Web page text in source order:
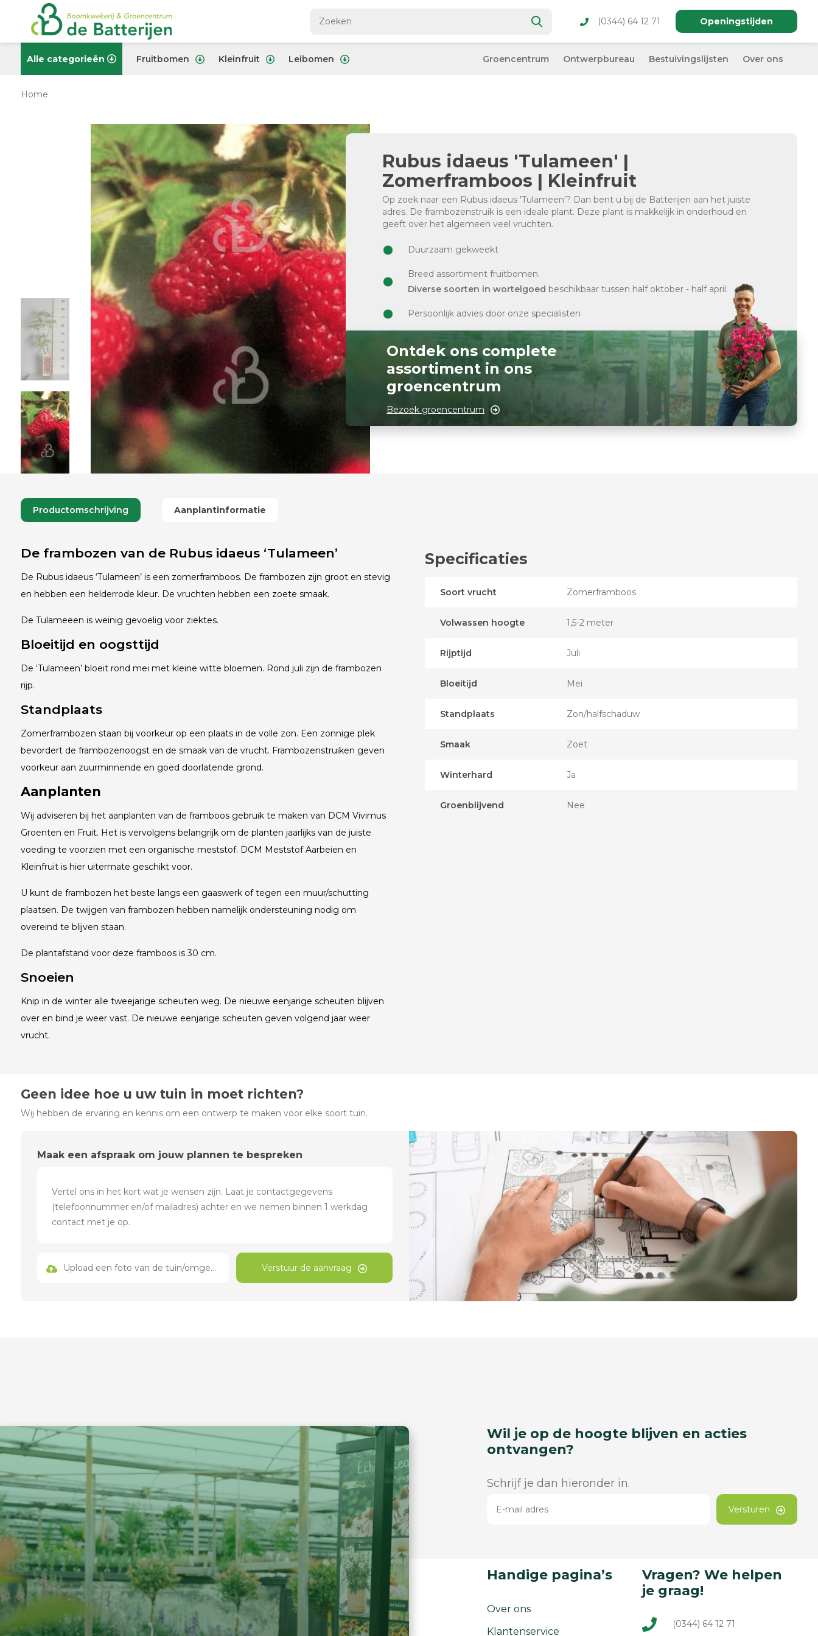
(0344) 64 12 71 Openingstijden
Alle categorieën Fruitbomen Kleinfruit Leibomen Groencentrum Ontwerpbureau Bestuivingslijsten Over ons
Home
Rubus idaeus 'Tulameen' |
Zomerframboos | Kleinfruit
Op zoek naar een Rubus idaeus 'Tulameen'? Dan bent u bij de Batterijen aan het juiste
adres. De frambozenstruik is een ideale plant. Deze plant is makkelijk in onderhoud en
geeft over het algemeen veel vruchten.
Duurzaam gekweekt
Breed assortiment fruitbomen.
Diverse soorten in wortelgoed beschikbaar tussen half oktober - half april.
Persoonlijk advies door onze specialisten
Ontdek ons complete
assortiment in ons
groencentrum
Bezoek groencentrum
Productomschrijving Aanplantinformatie
De frambozen van de Rubus idaeus ‘Tulameen’
De Rubus idaeus ‘Tulameen’ is een zomerframboos. De frambozen zijn groot en stevig
en hebben een helderrode kleur. De vruchten hebben een zoete smaak.
De Tulameeen is weinig gevoelig voor ziektes.
Bloeitijd en oogsttijd
De ‘Tulameen’ bloeit rond mei met kleine witte bloemen. Rond juli zijn de frambozen
rijp.
Standplaats
Zomerframbozen staan bij voorkeur op een plaats in de volle zon. Een zonnige plek
bevordert de frambozenoogst en de smaak van de vrucht. Frambozenstruiken geven
voorkeur aan zuurminnende en goed doorlatende grond.
Aanplanten
Wij adviseren bij het aanplanten van de framboos gebruik te maken van DCM Vivimus
Groenten en Fruit. Het is vervolgens belangrijk om de planten jaarlijks van de juiste
voeding te voorzien met een organische meststof. DCM Meststof Aarbeien en
Kleinfruit is hier uitermate geschikt voor.
U kunt de frambozen het beste langs een gaaswerk of tegen een muur/schutting
plaatsen. De twijgen van frambozen hebben namelijk ondersteuning nodig om
overeind te blijven staan.
De plantafstand voor deze framboos is 30 cm.
Snoeien
Knip in de winter alle tweejarige scheuten weg. De nieuwe eenjarige scheuten blijven
over en bind je weer vast. De nieuwe eenjarige scheuten geven volgend jaar weer
vrucht.
Specificaties
Soort vrucht Zomerframboos
Volwassen hoogte 1,5-2 meter
Rijptijd Juli
Bloeitijd Mei
Standplaats Zon/halfschaduw
Smaak Zoet
Winterhard Ja
Groenblijvend Nee
Geen idee hoe u uw tuin in moet richten?
Wij hebben de ervaring en kennis om een ontwerp te maken voor elke soort tuin.
Maak een afspraak om jouw plannen te bespreken
Upload een foto van de tuin/omgeving Verstuur de aanvraag
Wil je op de hoogte blijven en acties
ontvangen?
Schrijf je dan hieronder in.
Versturen
Handige pagina’s
Over ons
Klantenservice
Vragen? We helpen
je graag!
(0344) 64 12 71